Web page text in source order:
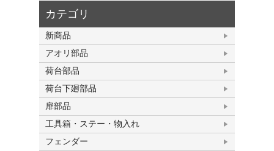
カテゴリ
新商品
アオリ部品
荷台部品
荷台下廻部品
扉部品
工具箱・ステー・物入れ
フェンダー